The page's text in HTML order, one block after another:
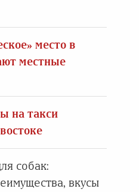
место в
местные
на такси
собак:
вкусы